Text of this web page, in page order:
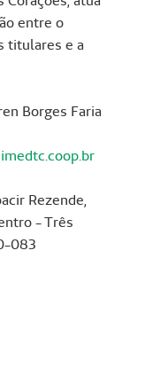
entre o
titulares e a
Borges Faria
Rezende,
- Três
083